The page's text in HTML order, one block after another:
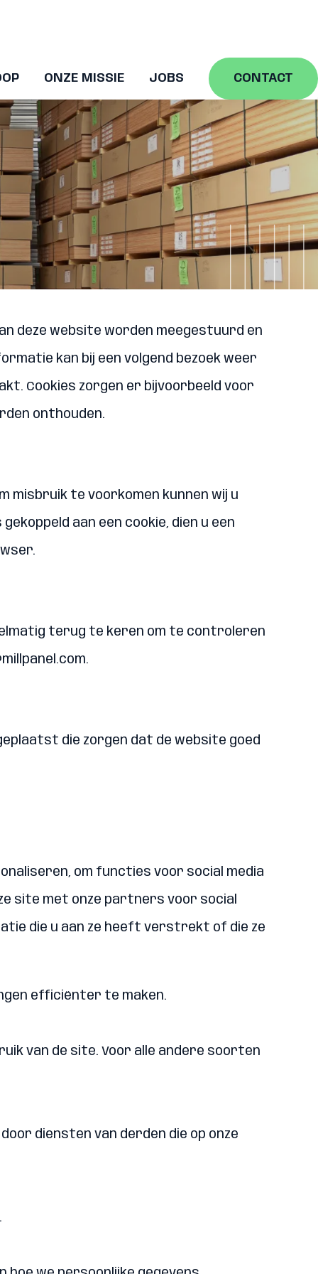
ONZE MISSIE JOBS CONTACT
deze website worden meegestuurd en
kan bij een volgend bezoek weer
Cookies zorgen er bijvoorbeeld voor
onthouden.
misbruik te voorkomen kunnen wij u
aan een cookie, dien u een
terug te keren om te controleren
die zorgen dat de website goed
om functies voor social media
site met onze partners voor social
die u aan ze heeft verstrekt of die ze
efficiënter te maken.
van de site. Voor alle andere soorten
diensten van derden die op onze